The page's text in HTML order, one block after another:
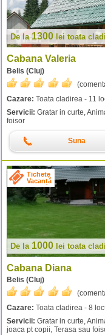
De la1300 lei toata
Cabana Valeria
Belis (Cluj)
Cazare: Toata cladirea - 11
Servicii: Gratar in curte,
foisor
Suna
Tichete
Vacanță
De la 1000 lei toata
Cabana Diana
Belis (Cluj)
Cazare: Toata cladirea - 8
Servicii: Gratar in curte,
joaca pt copii, Terasa sau